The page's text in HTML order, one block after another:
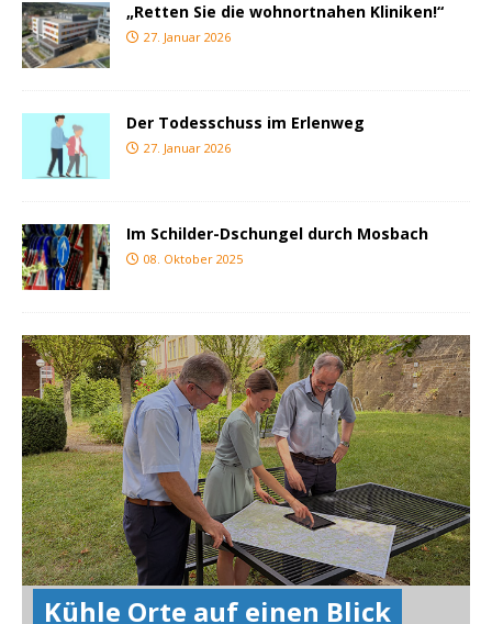
„Retten Sie die wohnortnahen Kliniken!“
27. Januar 2026
Der Todesschuss im Erlenweg
27. Januar 2026
Im Schilder-Dschungel durch Mosbach
08. Oktober 2025
Kühle Orte auf einen Blick